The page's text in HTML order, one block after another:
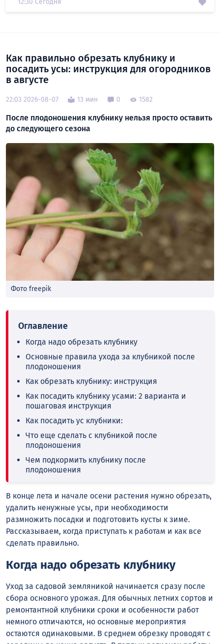
12:30 Сегодня
Как правильно обрезать клубнику и
посадить усы: инструкция для огородников
в августе
22:03 2026-08-07 13 мин 0 1582
После плодоношения клубнику нельзя просто оставить
до следующего сезона
Фото freepik
Когда надо обрезать клубнику
Основные правила ухода за клубникой после
плодоношения
Как обрезать клубнику: инструкция
Как посадить клубнику усами: 2 варианта и
пошаговая инструкция
Как посадить ус клубники:
Что еще сделать с клубникой после
плодоношения
Чем подкормить клубнику после
плодоношения
В конце лета и начале осени растения нужно обрезать,
удалить ненужные усы, при необходимости
размножить посадки и подготовить кусты к зиме.
Рассказываем, когда приступать к работам и как все
сделать правильно.
Когда надо обрезать клубнику
Уход за садовой земляникой начинается сразу после
сбора основного урожая. Для обычных летних сортов и
ремонтантной клубники сроки и особенности работ
немного отличаются, но основные мероприятия
остаются одинаковыми. В среднем обрезку проводят с